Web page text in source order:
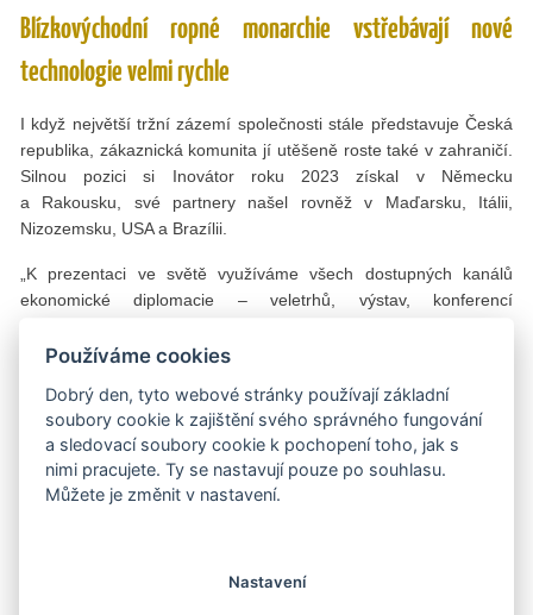
Blízkovýchodní ropné monarchie vstřebávají nové
technologie velmi rychle
I když největší tržní zázemí společnosti stále představuje Česká
republika, zákaznická komunita jí utěšeně roste také v zahraničí.
Silnou pozici si Inovátor roku 2023 získal v Německu
a Rakousku, své partnery našel rovněž v Maďarsku, Itálii,
Nizozemsku, USA a Brazílii.
„K prezentaci ve světě využíváme všech dostupných kanálů
ekonomické diplomacie – veletrhů, výstav, konferencí
Nedávno jsme s prvním náměstkem Ministerstva průmyslu
emiráty, kde si nás vybral za partnera jeden z největších holdingů
operující v oblasti zdravotnictví a informačních technologií,
společnost M42. Již proběhla jednání s konkrétními partnery
o softwarech pro trénink pracovníků jednotek intenzivní péče
a pro paramediky, to znamená integrovaný záchranný systém,“
Představitelé blízkovýchodních partnerů na řešeních Virtual Labu
Používáme cookies
Dobrý den, tyto webové stránky používají základní
soubory cookie k zajištění svého správného fungování
a sledovací soubory cookie k pochopení toho, jak s
nimi pracujete. Ty se nastavují pouze po souhlasu.
Můžete je změnit v nastavení.
Nastavení